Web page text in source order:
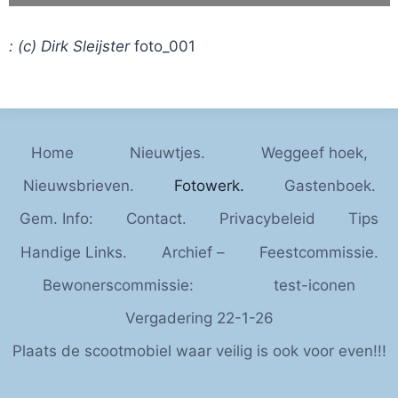
: (c) Dirk Sleijsterfoto_001
Home Nieuwtjes.
Weggeef hoek,
Nieuwsbrieven.
Fotowerk.
Gastenboek.
Gem. Info:
Contact. Privacybeleid
Tips
Handige Links.
Archief –
Feestcommissie.
Bewonerscommissie:
test-iconen
Vergadering 22-1-26
Plaats de scootmobiel waar veilig is ook voor even!!!